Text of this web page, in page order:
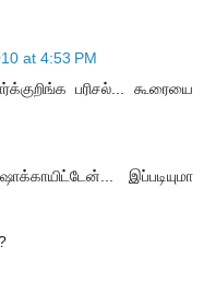
at 4:53 PM
பரிசல்... கூரையை
இப்படியுமா